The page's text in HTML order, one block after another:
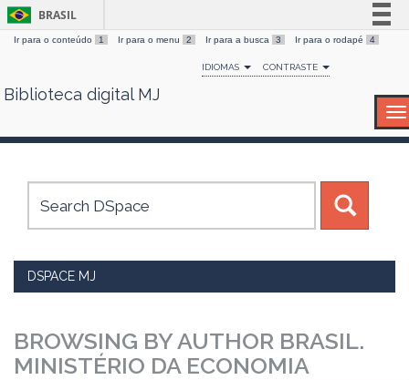
Skip
BRASIL
Simplifique!
Comunica BR
Canais
Ir para o conteúdo 1 Ir para o menu 2 Ir para a busca 3 Ir para o rodapé 4
IDIOMAS CONTRASTE
Biblioteca digital MJ
DSPACE MJ
BROWSING BY AUTHOR BRASIL.
MINISTÉRIO DA ECONOMIA